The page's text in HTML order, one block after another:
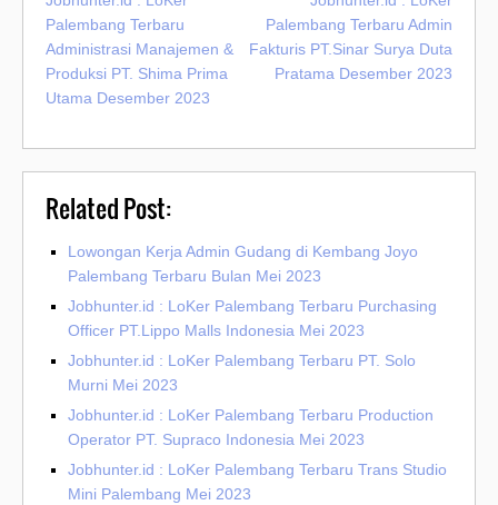
Palembang Terbaru
Administrasi Manajemen &
Produksi PT. Shima Prima
Utama Desember 2023
Palembang Terbaru Admin
Fakturis PT.Sinar Surya Duta
Pratama Desember 2023
Related Post:
Lowongan Kerja Admin Gudang di Kembang Joyo
Palembang Terbaru Bulan Mei 2023
Jobhunter.id : LoKer Palembang Terbaru Purchasing
Officer PT.Lippo Malls Indonesia Mei 2023
Jobhunter.id : LoKer Palembang Terbaru PT. Solo
Murni Mei 2023
Jobhunter.id : LoKer Palembang Terbaru Production
Operator PT. Supraco Indonesia Mei 2023
Jobhunter.id : LoKer Palembang Terbaru Trans Studio
Mini Palembang Mei 2023